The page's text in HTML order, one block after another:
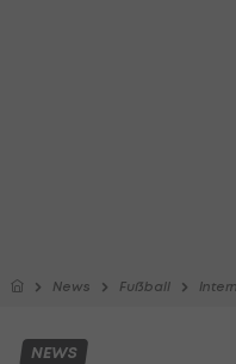
News Fußball
NEWS